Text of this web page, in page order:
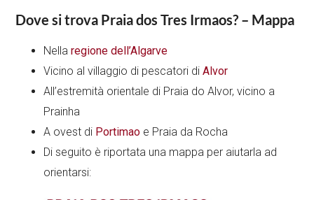
Dove si trova Praia dos Tres Irmaos? – Mappa
Nellaregione dell’Algarve
Vicino al villaggio di pescatori diAlvor
All’estremità orientale di Praia do Alvor, vicino a
Prainha
A ovest di Portimao e Praia da Rocha
Di seguito è riportata una mappa per aiutarla ad
orientarsi: